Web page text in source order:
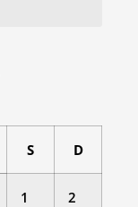
S D
1 2